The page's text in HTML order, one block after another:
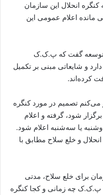
انحلال این سازمان
مانده اعلام عمومی این
توسعه گفت که پ.ک.ک
و شایعاتی مبنی بر تکمیل
کرده‌اند‌.
تصمیم در مورد کنگره
شود، گرفته و اعلام
یا سه‌شنبه اعلام شود.
و خلع سلاح مطابق با
برای خلع سلاح، مدتی
چه زمانی و کجا کنگره